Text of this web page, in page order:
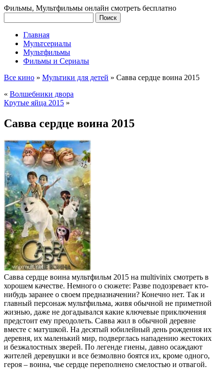
Фильмы, Мультфильмы онлайн смотреть бесплатно
Главная
Мультсериалы
Мультфильмы
Фильмы и Сериалы
Все кино » Мультики для детей » Савва сердце воина 2015
« Волшебники двора
Крутые яйца 2015 »
Савва сердце воина 2015
Савва сердце воина мультфильм 2015 на multivinix смотреть в
хорошем качестве. Немного о сюжете: Разве подозревает кто-
нибудь заранее о своем предназначении? Конечно нет. Так и
главный персонаж мультфильма, живя обычной не приметной
жизнью, даже не догадывался какие ключевые приключения
предстоит ему преодолеть. Савва жил в обычной деревне
вместе с матушкой. На десятый юбилейный день рождения их
деревня, их маленький мир, подверглась нападению жестоких
и безжалостных зверей. По легенде гиены, давно осаждают
жителей деревушки и все безмолвно боятся их, кроме одного,
героя – воина, чье сердце переполнено смелостью и отвагой.